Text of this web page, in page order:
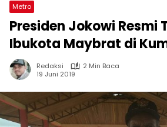
Metro
Presiden Jokowi Resmi
Ibukota Maybrat di
Redaksi
2 Min Baca
19 Juni 2019